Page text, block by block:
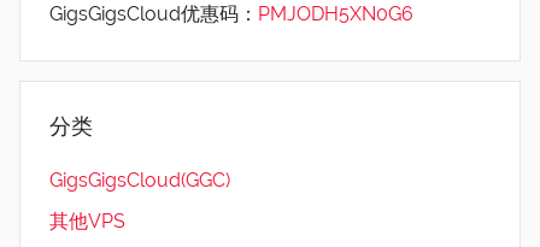
GigsGigsCloud优惠码： PMJODH5XN0G6
分类
GigsGigsCloud(GGC)
其他VPS